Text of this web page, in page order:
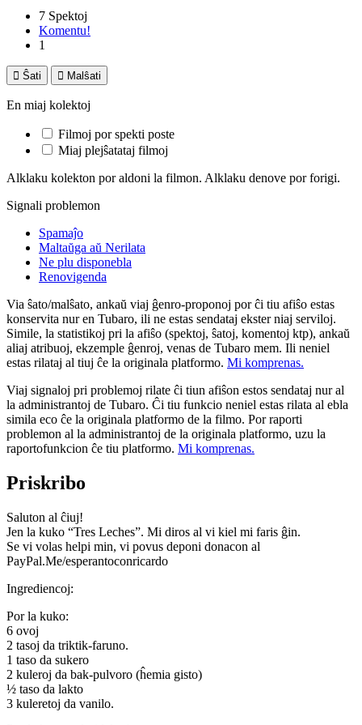
7 Spektoj
Komentu!
1
 Ŝati  Malŝati
En miaj kolektoj
Filmoj por spekti poste
Miaj plejŝatataj filmoj
Alklaku kolekton por aldoni la filmon. Alklaku denove por forigi.
Signali problemon
Spamaĵo
Maltaŭga aŭ Nerilata
Ne plu disponebla
Renovigenda
Via ŝato/malŝato, ankaŭ viaj ĝenro-proponoj por ĉi tiu afiŝo estas
konservita nur en Tubaro, ili ne estas sendataj ekster niaj serviloj.
Simile, la statistikoj pri la afiŝo (spektoj, ŝatoj, komentoj ktp), ankaŭ
aliaj atribuoj, ekzemple ĝenroj, venas de Tubaro mem. Ili neniel
estas rilataj al tiuj ĉe la originala platformo. Mi komprenas.
Viaj signaloj pri problemoj rilate ĉi tiun afiŝon estos sendataj nur al
la administrantoj de Tubaro. Ĉi tiu funkcio neniel estas rilata al ebla
simila eco ĉe la originala platformo de la filmo. Por raporti
problemon al la administrantoj de la originala platformo, uzu la
raportofunkcion ĉe tiu platformo. Mi komprenas.
Priskribo
Saluton al ĉiuj!
Jen la kuko “Tres Leches”. Mi diros al vi kiel mi faris ĝin.
Se vi volas helpi min, vi povus deponi donacon al
PayPal.Me/esperantoconricardo
Ingrediencoj:
Por la kuko:
6 ovoj
2 tasoj da triktik-faruno.
1 taso da sukero
2 kuleroj da bak-pulvoro (ĥemia gisto)
½ taso da lakto
3 kuleretoj da vanilo.